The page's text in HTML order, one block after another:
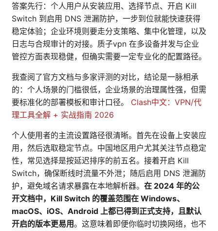
答案先行：个人用户从安装应用、选择节点、开启 Kill
Switch 到启用 DNS 泄漏防护，一步到位就能快速获得
稳定体验；企业环境则要走分支策略、集中化管理，以及
日志与合规审计的对接。质子vpn 在多设备并发与企业
管控方面表现稳健，但确实需要一定专业化的配置路径。
我查阅了官方文档与多家评测的对比，结论是一脉相承
的：个人场景的门槛很低，企业场景的治理属性强，但需
要标准化的部署模板和审计口径。 Clash中文：VPN/代
理工具全解 + 实战指南 2026
个人使用者的主流设置路径很清晰。首先在设备上安装应
用，然后选取稳定节点。中国地区用户尤其关注节点稳定
性，常见选择是按延迟排序的前五名。接着开启 Kill
Switch，确保断线时流量不外泄；随后启用 DNS 泄漏防
护，避免域名请求暴露在本地解析器。 在 2024 年的公
开文档中，Kill Switch 的覆盖范围在 Windows、
macOS、iOS、Android 上都已得到正式支持，且默认
开启的版本更易用。这意味着即便你临时切换网络，也不